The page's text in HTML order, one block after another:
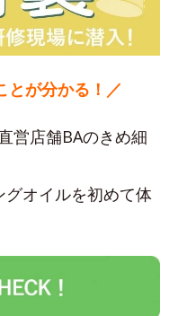
とが分かる！／
営店舗BAのきめ細
オイルを初めて体